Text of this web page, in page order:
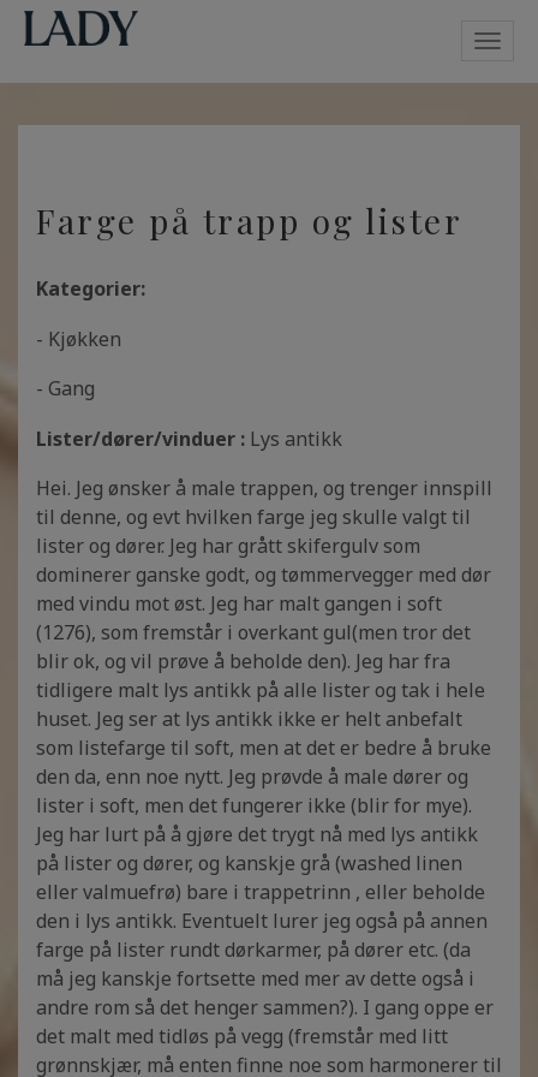
Farge på trapp og lister
Kategorier:
- Kjøkken
- Gang
Lister/dører/vinduer : Lys antikk
Hei. Jeg ønsker å male trappen, og trenger innspill
til denne, og evt hvilken farge jeg skulle valgt til
lister og dører. Jeg har grått skifergulv som
dominerer ganske godt, og tømmervegger med dør
med vindu mot øst. Jeg har malt gangen i soft
(1276), som fremstår i overkant gul(men tror det
blir ok, og vil prøve å beholde den). Jeg har fra
tidligere malt lys antikk på alle lister og tak i hele
huset. Jeg ser at lys antikk ikke er helt anbefalt
som listefarge til soft, men at det er bedre å bruke
den da, enn noe nytt. Jeg prøvde å male dører og
lister i soft, men det fungerer ikke (blir for mye).
Jeg har lurt på å gjøre det trygt nå med lys antikk
på lister og dører, og kanskje grå (washed linen
eller valmuefrø) bare i trappetrinn , eller beholde
den i lys antikk. Eventuelt lurer jeg også på annen
farge på lister rundt dørkarmer, på dører etc. (da
må jeg kanskje fortsette med mer av dette også i
andre rom så det henger sammen?). I gang oppe er
det malt med tidløs på vegg (fremstår med litt
grønnskjær, må enten finne noe som harmonerer til